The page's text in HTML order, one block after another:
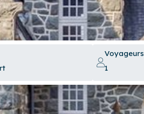
Voyageurs